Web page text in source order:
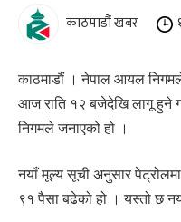
काठमाडौं खबर
काठमाडौं । नेपाल आयल
आज राति १२ बजेदेखि लागू हुने
निगमले जनाएको हो ।
नयाँ मूल्य सूची अनुसार
९१ पैसा बढेको हो । यस्तो छ